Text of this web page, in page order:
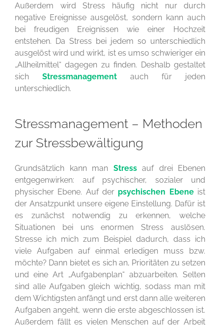
Außerdem wird Stress häufig nicht nur durch
negative Ereignisse ausgelöst, sondern kann auch
bei freudigen Ereignissen wie einer Hochzeit
entstehen. Da Stress bei jedem so unterschiedlich
ausgelöst wird und wirkt, ist es umso schwieriger ein
„Allheilmittel“ dagegen zu finden. Deshalb gestaltet
sich Stressmanagement auch für jeden
unterschiedlich.
Stressmanagement – Methoden
zur Stressbewältigung
Grundsätzlich kann man Stressauf drei Ebenen
entgegenwirken: auf psychischer, sozialer und
physischer Ebene. Auf der psychischen Ebeneist
der Ansatzpunkt unsere eigene Einstellung. Dafür ist
es zunächst notwendig zu erkennen, welche
Situationen bei uns enormen Stress auslösen.
Stresse ich mich zum Beispiel dadurch, dass ich
viele Aufgaben auf einmal erledigen muss bzw.
möchte? Dann bietet es sich an, Prioritäten zu setzen
und eine Art „Aufgabenplan“ abzuarbeiten. Selten
sind alle Aufgaben gleich wichtig, sodass man mit
dem Wichtigsten anfängt und erst dann alle weiteren
Aufgaben angeht, wenn die erste abgeschlossen ist.
Außerdem fällt es vielen Menschen auf der Arbeit